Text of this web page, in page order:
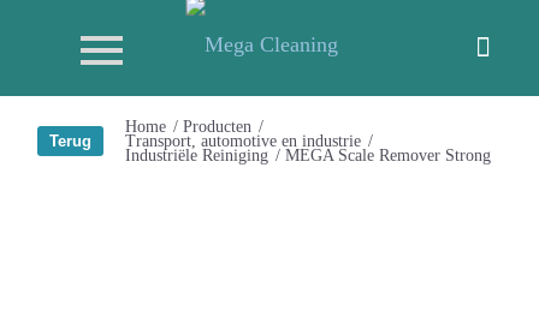
Home / Producten /
Transport, automotive en industrie /
Industriële Reiniging / MEGA Scale Remover Strong